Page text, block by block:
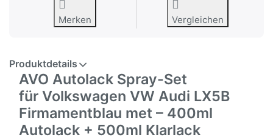
Merken Vergleichen
Produktdetails
AVO Autolack Spray-Set
für Volkswagen VW Audi LX5B
Firmamentblau met – 400ml
Autolack + 500ml Klarlack